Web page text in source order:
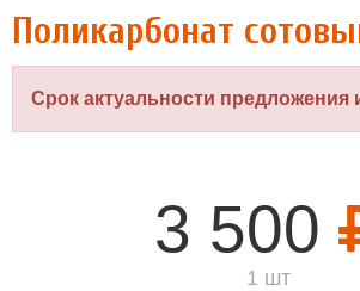
Поликарбонат
Срок актуальности предложения
3 500
1 шт